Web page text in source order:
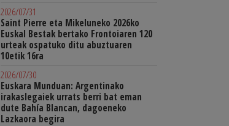
2026/07/31
Saint Pierre eta Mikeluneko 2026ko
Euskal Bestak bertako Frontoiaren 120
urteak ospatuko ditu abuztuaren
10etik 16ra
2026/07/30
Euskara Munduan: Argentinako
irakaslegaiek urrats berri bat eman
dute Bahía Blancan, dagoeneko
Lazkaora begira